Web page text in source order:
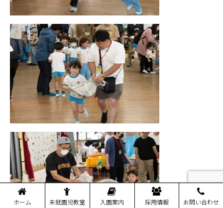
ホーム 未就園児教室 入園案内 採用情報 お問い合わせ